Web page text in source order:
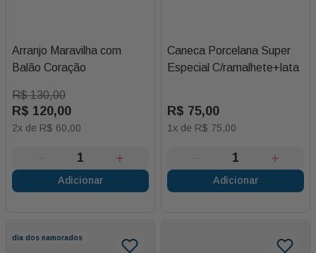
Arranjo Maravilha com
Balão Coração
R$ 130,00
R$ 120,00
2x de R$ 60,00
Adicionar
Caneca Porcelana Super
Especial C/ramalhete+lata
R$ 75,00
1x de R$ 75,00
Adicionar
dia dos namorados